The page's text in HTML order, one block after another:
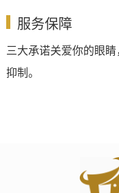
服务保障
三大承诺关爱你的眼
抑制。